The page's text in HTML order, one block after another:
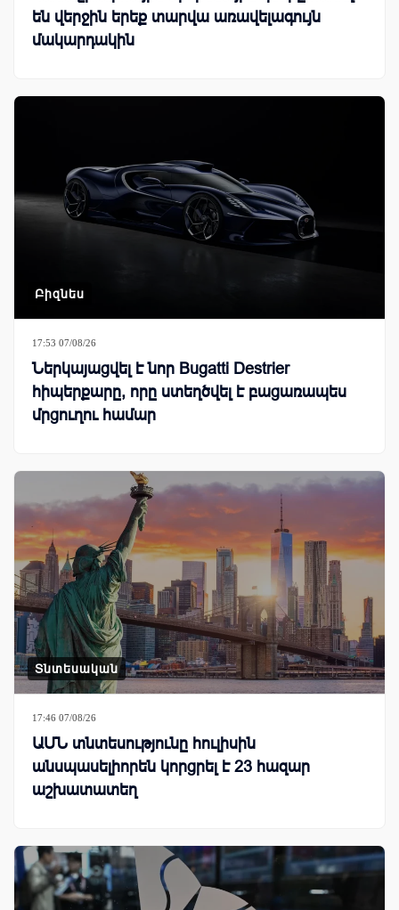
են վերջին երեք տարվա առավելագույն
մակարդակին
Բիզնես
17:53 07/08/26
Ներկայացվել է նոր Bugatti Destrier
հիպերքարը, որը ստեղծվել է բացառապես
մրցուղու համար
Տնտեսական
17:46 07/08/26
ԱՄՆ տնտեսությունը հուլիսին
անսպասելիորեն կորցրել է 23 հազար
աշխատատեղ